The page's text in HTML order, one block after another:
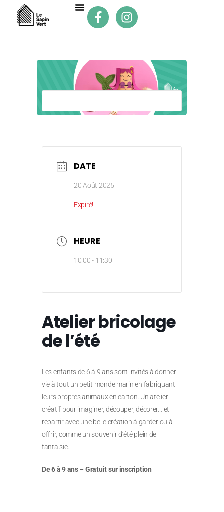
DATE
20 Août 2025
Expiré!
HEURE
10:00 - 11:30
Atelier bricolage
de l’été
Les enfants de 6 à 9 ans sont invités à donner
vie à tout un petit monde marin en fabriquant
leurs propres animaux en carton. Un atelier
créatif pour imaginer, découper, décorer… et
repartir avec une belle création à garder ou à
offrir, comme un souvenir d’été plein de
fantaisie.
De 6 à 9 ans – Gratuit sur inscription